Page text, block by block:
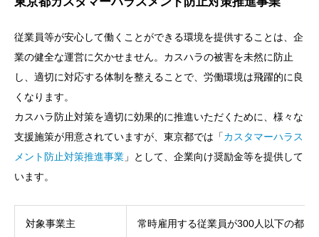
従業員等が安心して働くことができる環境を提供することは、企
業の健全な運営に欠かせません。カスハラの被害を未然に防止
し、適切に対応する体制を整えることで、労働環境は飛躍的に良
くなります。
カスハラ防止対策を適切に効果的に推進いただくために、様々な
支援施策が用意されていますが、東京都では「カスタマーハラス
メント防止対策推進事業 」として、企業向け奨励金等を提供して
います。
対象事業主 常時雇用する従業員が300人以下の都内